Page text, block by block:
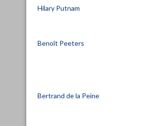
Hilary Putnam
Benoît Peeters
Bertrand de la Peine